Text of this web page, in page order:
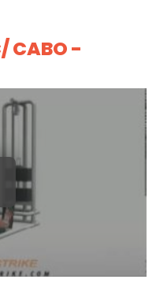
CABO -